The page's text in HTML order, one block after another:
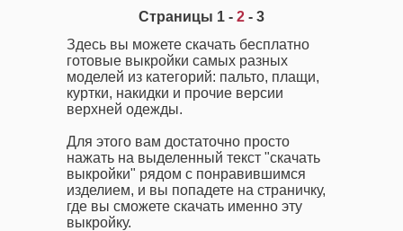
Страницы 1 - 2 - 3
Здесь вы можете скачать бесплатно
готовые выкройки самых разных
моделей из категорий: пальто, плащи,
куртки, накидки и прочие версии
верхней одежды.
Для этого вам достаточно просто
нажать на выделенный текст "скачать
выкройки" рядом с понравившимся
изделием, и вы попадете на страничку,
где вы сможете скачать именно эту
выкройку.